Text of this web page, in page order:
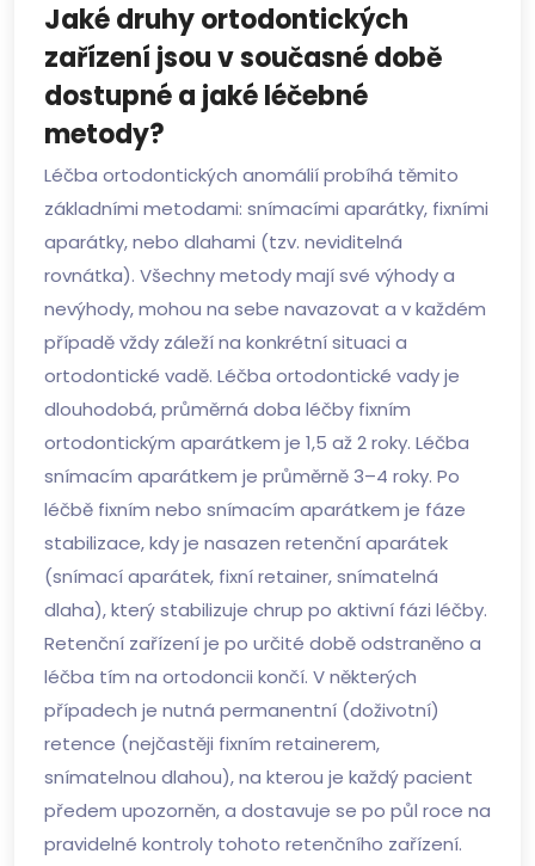
Jaké druhy ortodontických
zařízení jsou v současné době
dostupné a jaké léčebné
metody?
Léčba ortodontických anomálií probíhá těmito
základními metodami: snímacími aparátky, fixními
aparátky, nebo dlahami (tzv. neviditelná
rovnátka). Všechny metody mají své výhody a
nevýhody, mohou na sebe navazovat a v každém
případě vždy záleží na konkrétní situaci a
ortodontické vadě. Léčba ortodontické vady je
dlouhodobá, průměrná doba léčby fixním
ortodontickým aparátkem je 1,5 až 2 roky. Léčba
snímacím aparátkem je průměrně 3–4 roky. Po
léčbě fixním nebo snímacím aparátkem je fáze
stabilizace, kdy je nasazen retenční aparátek
(snímací aparátek, fixní retainer, snímatelná
dlaha), který stabilizuje chrup po aktivní fázi léčby.
Retenční zařízení je po určité době odstraněno a
léčba tím na ortodoncii končí. V některých
případech je nutná permanentní (doživotní)
retence (nejčastěji fixním retainerem,
snímatelnou dlahou), na kterou je každý pacient
předem upozorněn, a dostavuje se po půl roce na
pravidelné kontroly tohoto retenčního zařízení.